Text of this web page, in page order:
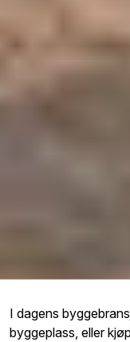
I dagens
byggeplass, eller